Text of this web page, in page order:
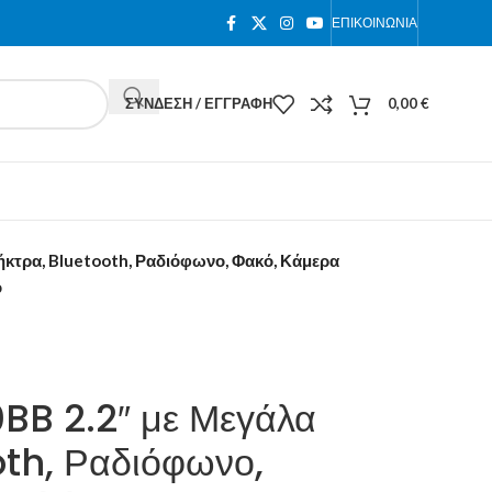
ΕΠΙΚΟΙΝΩΝΊΑ
ΣΎΝΔΕΣΗ / ΕΓΓΡΑΦΉ 0,00€
Bluetooth, Ραδιόφωνο, Φακό, Κάμερα
2.2″ με Μεγάλα
Ραδιόφωνο,